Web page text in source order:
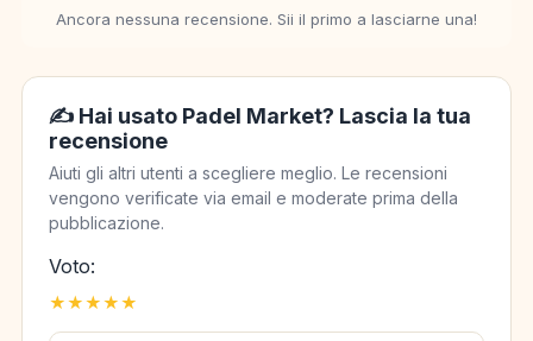
Ancora nessuna recensione. Sii il primo a lasciarne una!
✍️ Hai usato Padel Market? Lascia la tua
recensione
Aiuti gli altri utenti a scegliere meglio. Le recensioni
vengono verificate via email e moderate prima della
pubblicazione.
Voto:
★
★
★
★
★